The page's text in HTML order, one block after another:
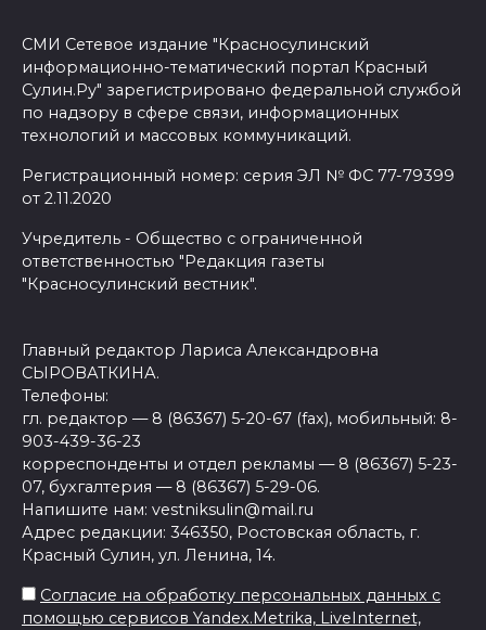
СМИ Сетевое издание "Красносулинский
информационно-тематический портал Красный
Сулин.Ру" зарегистрировано федеральной службой
по надзору в сфере связи, информационных
технологий и массовых коммуникаций.
Регистрационный номер: серия ЭЛ № ФС 77-79399
от 2.11.2020
Учредитель - Общество с ограниченной
ответственностью "Редакция газеты
"Красносулинский вестник".
Главный редактор Лариса Александровна
СЫРОВАТКИНА.
Телефоны:
гл. редактор — 8 (86367) 5-20-67 (fax), мобильный: 8-
903-439-36-23
корреспонденты и отдел рекламы — 8 (86367) 5-23-
07, бухгалтерия — 8 (86367) 5-29-06.
Напишите нам: vestniksulin@mail.ru
Адрес редакции: 346350, Ростовская область, г.
Красный Сулин, ул. Ленина, 14.
Согласие на обработку персональных данных с
помощью сервисов Yandex.Metrika, LiveInternet,